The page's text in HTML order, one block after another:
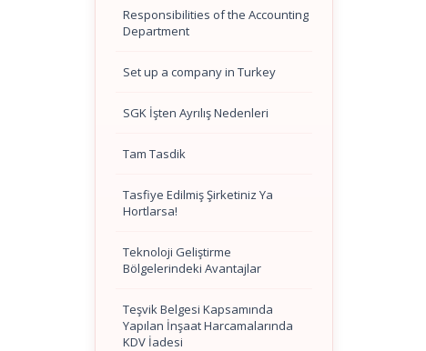
Responsibilities of the Accounting
Department
Set up a company in Turkey
SGK İşten Ayrılış Nedenleri
Tam Tasdik
Tasfiye Edilmiş Şirketiniz Ya
Hortlarsa!
Teknoloji Geliştirme
Bölgelerindeki Avantajlar
Teşvik Belgesi Kapsamında
Yapılan İnşaat Harcamalarında
KDV İadesi